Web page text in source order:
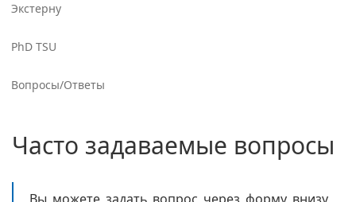
Экстерну
PhD TSU
Вопросы/Ответы
Часто задаваемые вопросы